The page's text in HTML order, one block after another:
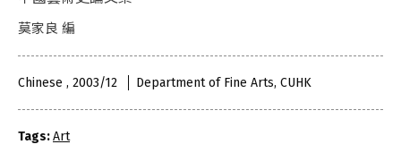
莫家良 編
Chinese , 2003/12 Department of Fine Arts, CUHK
Tags:Art